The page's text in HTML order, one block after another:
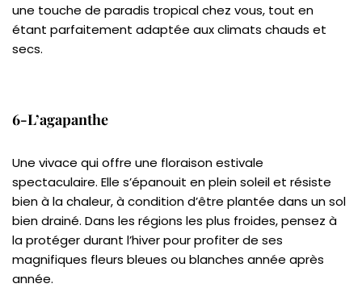
une touche de paradis tropical chez vous, tout en
étant parfaitement adaptée aux climats chauds et
secs.
6-L’agapanthe
Une vivace qui offre une floraison estivale
spectaculaire. Elle s’épanouit en plein soleil et résiste
bien à la chaleur, à condition d’être plantée dans un sol
bien drainé. Dans les régions les plus froides, pensez à
la protéger durant l’hiver pour profiter de ses
magnifiques fleurs bleues ou blanches année après
année.